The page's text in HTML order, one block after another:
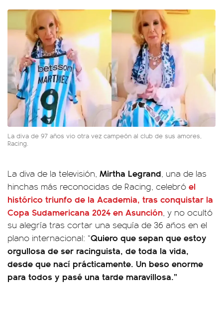
La diva de 97 años vio otra vez campeón al club de sus amores,
Racing.
La diva de la televisión, Mirtha Legrand, una de las
hinchas más reconocidas de Racing, celebró el
histórico triunfo de la Academia, tras conquistar la
Copa Sudamericana 2024 en Asunción, y no ocultó
su alegría tras cortar una sequía de 36 años en el
plano internacional: “Quiero que sepan que estoy
orgullosa de ser racinguista, de toda la vida,
desde que nací prácticamente. Un beso enorme
para todos y pasé una tarde maravillosa.”